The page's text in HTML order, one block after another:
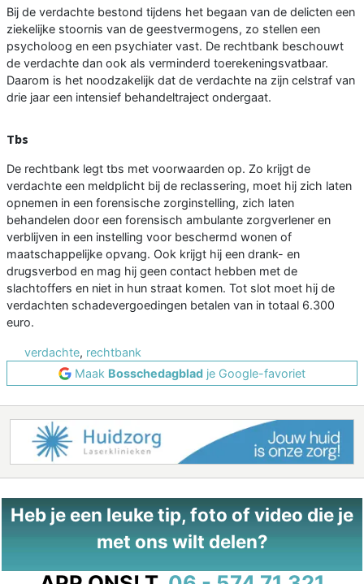
Bij de verdachte bestond tijdens het begaan van de delicten een
ziekelijke stoornis van de geestvermogens, zo stellen een
psycholoog en een psychiater vast. De rechtbank beschouwt
de verdachte dan ook als verminderd toerekeningsvatbaar.
Daarom is het noodzakelijk dat de verdachte na zijn celstraf van
drie jaar een intensief behandeltraject ondergaat.
Tbs
De rechtbank legt tbs met voorwaarden op. Zo krijgt de
verdachte een meldplicht bij de reclassering, moet hij zich laten
opnemen in een forensische zorginstelling, zich laten
behandelen door een forensisch ambulante zorgverlener en
verblijven in een instelling voor beschermd wonen of
maatschappelijke opvang. Ook krijgt hij een drank- en
drugsverbod en mag hij geen contact hebben met de
slachtoffers en niet in hun straat komen. Tot slot moet hij de
verdachten schadevergoedingen betalen van in totaal 6.300
euro.
verdachte, rechtbank
Maak Bosschedagblad je Google-favoriet
Heb je een leuke tip, foto of video die je
met ons wilt delen?